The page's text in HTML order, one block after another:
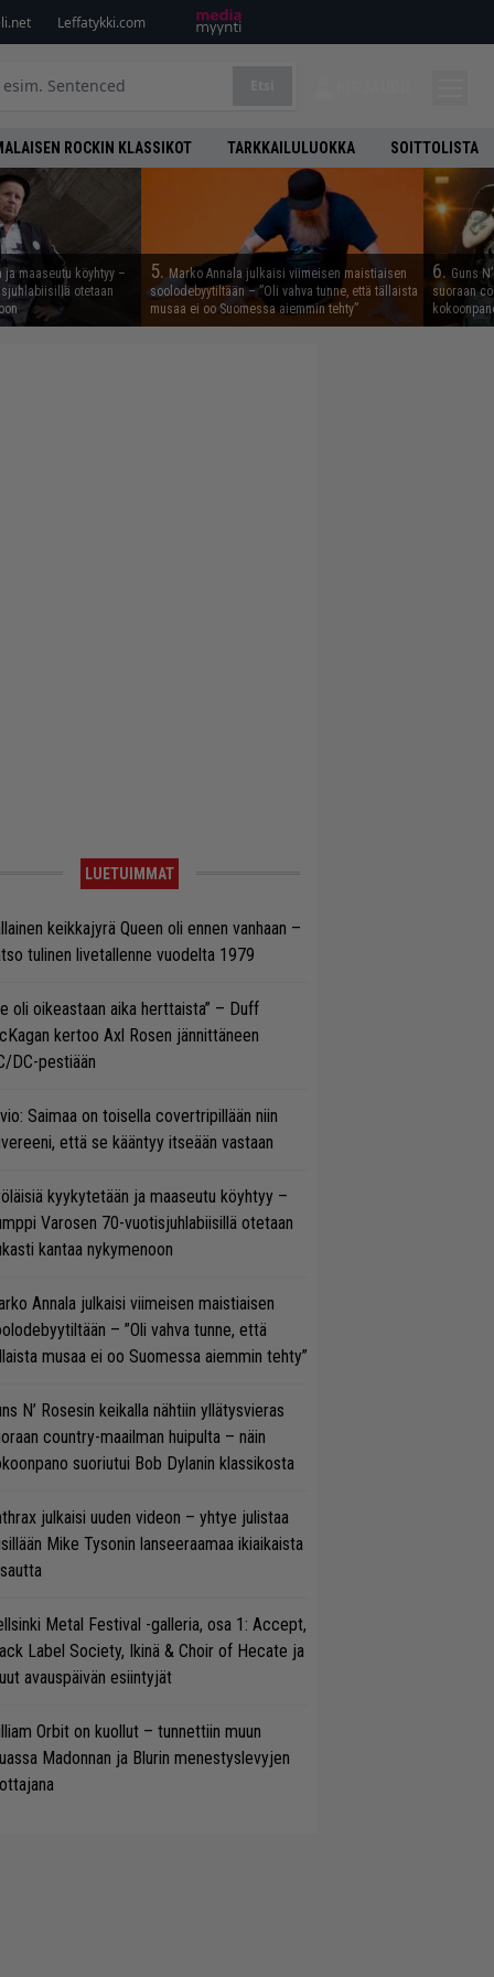
Leffatykki.com
ROCKIN KLASSIKOT TARKKAILULUOKKA SOITTOLISTA
maaseutu köyhtyy –
otetaan
5. Marko Annala julkaisi viimeisen maistiaisen
soolodebyytiltään – ”Oli vahva tunne, että tällaista
musaa ei oo Suomessa aiemmin tehty”
6. Guns
suoraan
LUETUIMMAT
keikkajyrä Queen oli ennen vanhaan –
tulinen livetallenne vuodelta 1979
oli oikeastaan aika herttaista” – Duff
kertoo Axl Rosen jännittäneen
DC-pestiään
Saimaa on toisella covertripillään niin
että se kääntyy itseään vastaan
kyykytetään ja maaseutu köyhtyy –
Varosen 70-vuotisjuhlabiisillä otetaan
kantaa nykymenoon
Annala julkaisi viimeisen maistiaisen
– ”Oli vahva tunne, että
musaa ei oo Suomessa aiemmin tehty”
N’ Rosesin keikalla nähtiin yllätysvieras
country-maailman huipulta – näin
suoriutui Bob Dylanin klassikosta
julkaisi uuden videon – yhtye julistaa
Mike Tysonin lanseeraamaa ikiaikaista
Metal Festival -galleria, osa 1: Accept,
Label Society, Ikinä & Choir of Hecate ja
avauspäivän esiintyjät
Orbit on kuollut – tunnettiin muun
Madonnan ja Blurin menestyslevyjen